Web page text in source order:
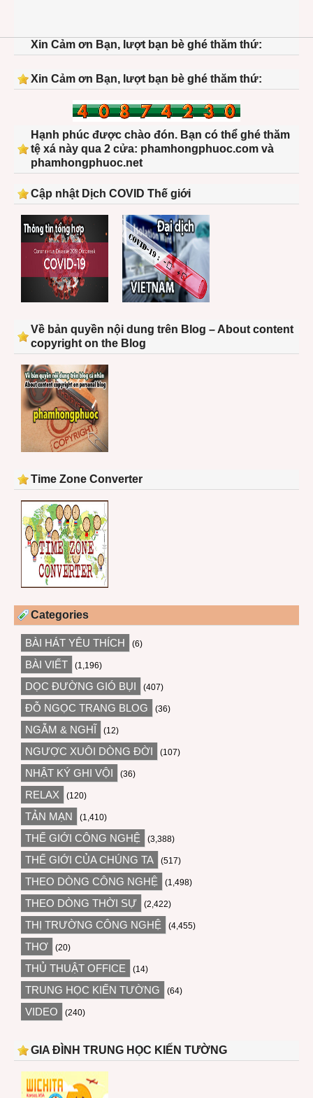
Xin Cảm ơn Bạn, lượt bạn bè ghé thăm thứ:
Xin Cảm ơn Bạn, lượt bạn bè ghé thăm thứ:
Hạnh phúc được chào đón. Bạn có thể ghé thăm
tệ xá này qua 2 cửa: phamhongphuoc.com và
phamhongphuoc.net
Cập nhật Dịch COVID Thế giới
Về bản quyền nội dung trên Blog – About content
copyright on the Blog
Time Zone Converter
Categories
BÀI HÁT YÊU THÍCH (6)
BÀI VIẾT (1,196)
DỌC ĐƯỜNG GIÓ BỤI (407)
ĐỖ NGỌC TRANG BLOG (36)
NGẪM & NGHĨ (12)
NGƯỢC XUÔI DÒNG ĐỜI (107)
NHẬT KÝ GHI VỘI (36)
RELAX (120)
TẢN MẠN (1,410)
THẾ GIỚI CÔNG NGHỆ (3,388)
THẾ GIỚI CỦA CHÚNG TA (517)
THEO DÒNG CÔNG NGHỆ (1,498)
THEO DÒNG THỜI SỰ (2,422)
THỊ TRƯỜNG CÔNG NGHỆ (4,455)
THƠ (20)
THỦ THUẬT OFFICE (14)
TRUNG HỌC KIẾN TƯỜNG (64)
VIDEO (240)
GIA ĐÌNH TRUNG HỌC KIẾN TƯỜNG